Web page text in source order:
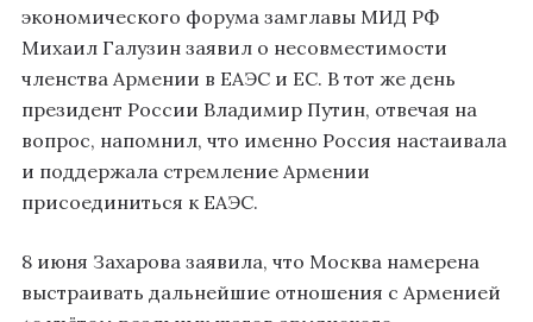
экономического форума замглавы МИД РФ
Михаил Галузин заявил о несовместимости
членства Армении в ЕАЭС и ЕС. В тот же день
президент России Владимир Путин, отвечая на
вопрос, напомнил, что именно Россия настаивала
и поддержала стремление Армении
присоединиться к ЕАЭС.
8 июня Захарова заявила, что Москва намерена
выстраивать дальнейшие отношения с Арменией